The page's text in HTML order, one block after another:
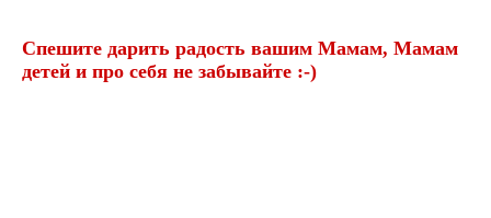
Спешите дарить радость вашим Мамам, Мамам
детей и про себя не забывайте :-)